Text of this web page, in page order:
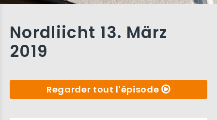
Nordliicht 13. März
2019
Regarder tout l'épisode